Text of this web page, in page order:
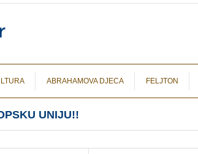
ABRAHAMOVA DJECA FELJTON
UNIJU!!